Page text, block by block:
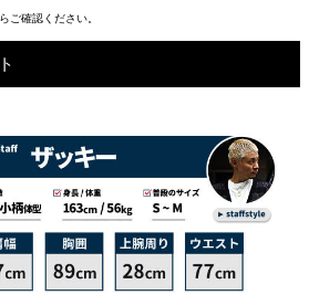
ご確認ください。